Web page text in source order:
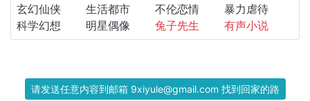
玄幻仙侠
生活都市 不伦恋情
暴力虐待
科学幻想
明星偶像 兔子先生 有声小说
请发送任意内容到邮箱 9xiyule@gmail.com 找到回家的路